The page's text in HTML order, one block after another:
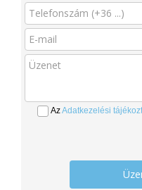
AzAdatkezelési